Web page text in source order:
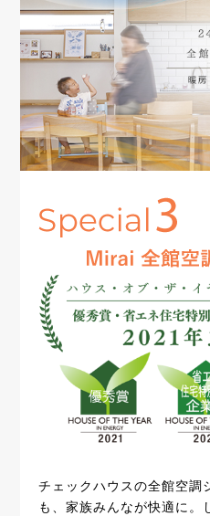
チェックハウスの全館空調
も、家族みんなが快適に。